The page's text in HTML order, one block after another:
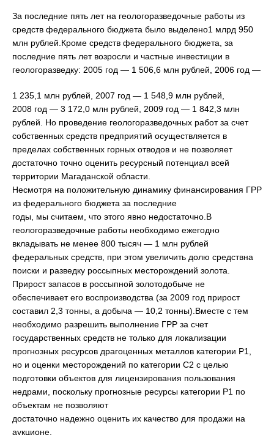
За последние пять лет на геологоразведочные работы из
средств федерального бюджета было выделено1 млрд 950
млн рублей.Кроме средств федерального бюджета, за
последние пять лет возросли и частные инвестиции в
геологоразведку: 2005 год — 1 506,6 млн рублей, 2006 год —
1 235,1 млн рублей, 2007 год — 1 548,9 млн рублей,
2008 год — 3 172,0 млн рублей, 2009 год — 1 842,3 млн
рублей. Но проведение геологоразведочных работ за счет
собственных средств предприятий осуществляется в
пределах собственных горных отводов и не позволяет
достаточно точно оценить ресурсный потенциал всей
территории Магаданской области.
Несмотря на положительную динамику финансирования ГРР
из федерального бюджета за последние
годы, мы считаем, что этого явно недостаточно.В
геологоразведочные работы необходимо ежегодно
вкладывать не менее 800 тысяч — 1 млн рублей
федеральных средств, при этом увеличить долю средствна
поиски и разведку россыпных месторождений золота.
Прирост запасов в россыпной золотодобыче не
обеспечивает его воспроизводства (за 2009 год прирост
составил 2,3 тонны, а добыча — 10,2 тонны).Вместе с тем
необходимо разрешить выполнение ГРР за счет
государственных средств не только для локализации
прогнозных ресурсов драгоценных металлов категории Р1,
но и оценки месторождений по категории С2 с целью
подготовки объектов для лицензирования пользования
недрами, поскольку прогнозные ресурсы категории Р1 по
объектам не позволяют
достаточно надежно оценить их качество для продажи на
аукционе.